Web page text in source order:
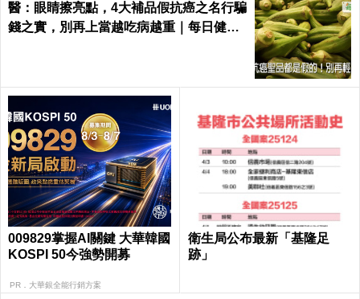
醫：眼睛擦亮點，4大補品假抗癌之名行騙
錢之實，別再上當越吃病越重｜每日健康
009829掌握AI關鍵 大華韓國
KOSPI 50今強勢開募
PR．大華銀全能行銷方案
衛生局公布最新「基隆足
跡」